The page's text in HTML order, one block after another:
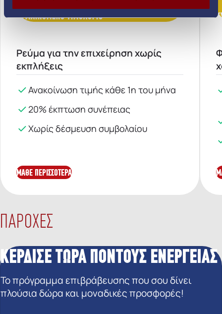
ΚΥΜΑΙΝΟΜΕΝΟ ΤΙΜΟΛΟΓΙΟ
Ρεύμα για την επιχείρηση χωρίς
εκπλήξεις
Ανακοίνωση τιμής κάθε 1η του μήνα
20% έκπτωση συνέπειας
Χωρίς δέσμευση συμβολαίου
ΜΑΘΕ ΠΕΡΙΣΣΟΤΕΡΑ
ΠΑΡΟΧΕΣ
ΚΕΡΔΙΣΕ ΤΩΡΑ ΠΟΝΤΟΥΣ ΕΝΕΡΓΕΙΑΣ
Το πρόγραμμα επιβράβευσης που σου δίνει
πλούσια δώρα και μοναδικές προσφορές!